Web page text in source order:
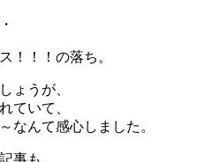
！！！の落ち。
ょうが、
ていて、
なんて感心しました。
事も、